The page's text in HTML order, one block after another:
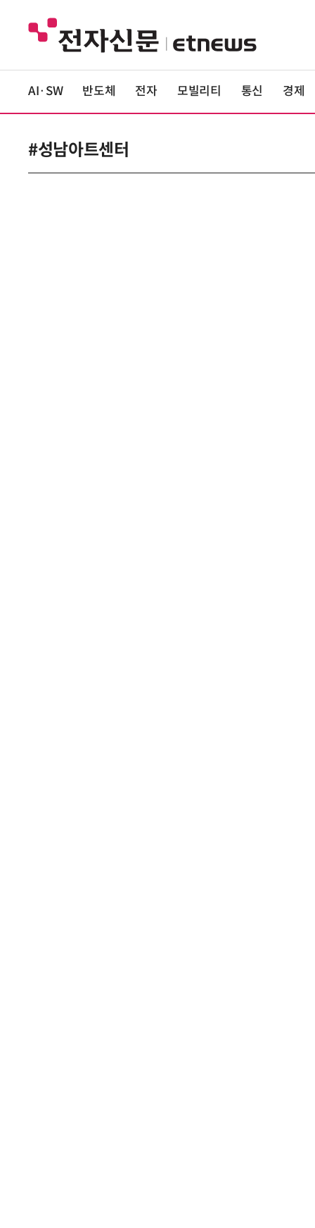
AI·SW 반도체 전자 모빌리티 통신 경제
#성남아트센터